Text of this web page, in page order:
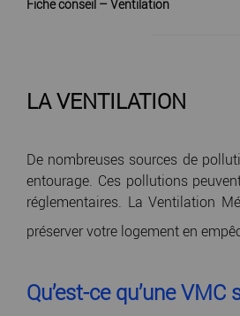
Fiche conseil – Ventilation
LA VENTILATION
De nombreuses sources de
entourage. Ces pollutions
réglementaires. La Ventilation
préserver votre logement en
Qu’est-ce qu’une